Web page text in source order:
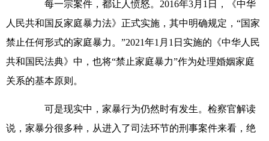
每一宗案件，都让人愤怒。2016年3月1日，《中华
人民共和国反家庭暴力法》正式实施，其中明确规定，“国家
禁止任何形式的家庭暴力。”2021年1月1日实施的《中华人民
共和国民法典》中，也将“禁止家庭暴力”作为处理婚姻家庭
关系的基本原则。
可是现实中，家暴行为仍然时有发生。检察官解读
说，家暴分很多种，从进入了司法环节的刑事案件来看，绝